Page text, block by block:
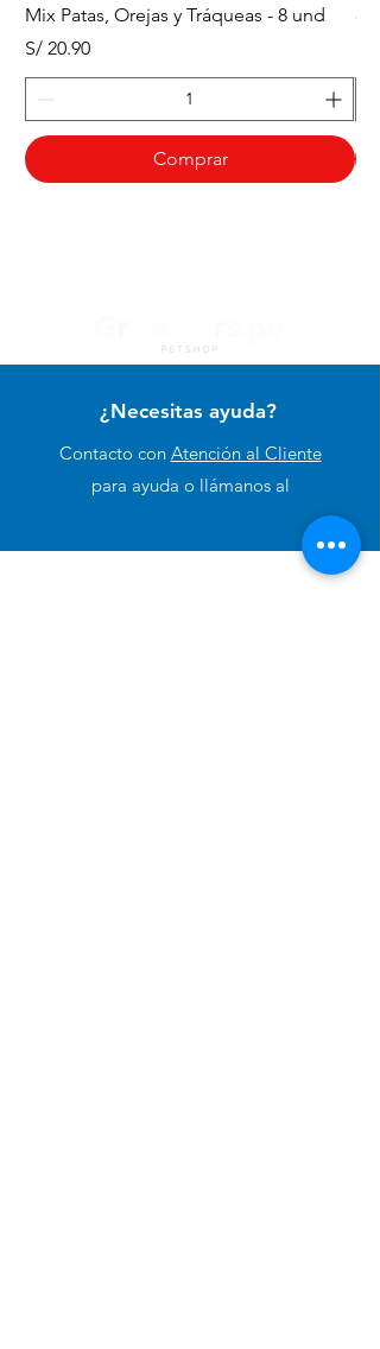
Mix Patas, Orejas y Tráqueas - 8 und
Precio
S/ 20.90
Comprar
-
¿Necesitas ayuda?
Contacto con Atención al Cliente
para ayuda o llámanos al